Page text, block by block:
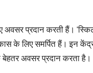
अवसर प्रदान करती हैं।
के लिए समर्पित हैं। इन
बेहतर अवसर प्रदान करता है।